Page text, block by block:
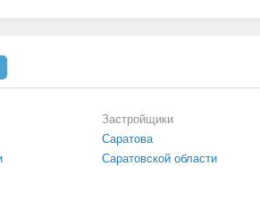
Застройщики
Саратова
Саратовской области